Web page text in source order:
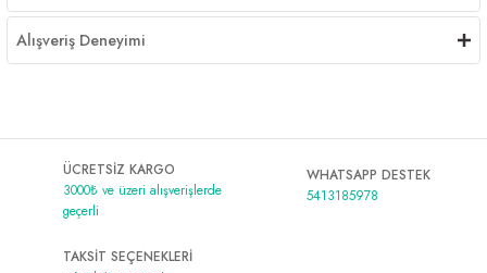
Alışveriş Deneyimi
ÜCRETSİZ KARGO
3000₺ ve üzeri alışverişlerde
geçerli
WHATSAPP DESTEK
5413185978
TAKSİT SEÇENEKLERİ